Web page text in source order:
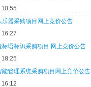
器采购项目网上竞价公告
语标识采购项目 网上竞价公告
管理系统采购项目网上竞价公告